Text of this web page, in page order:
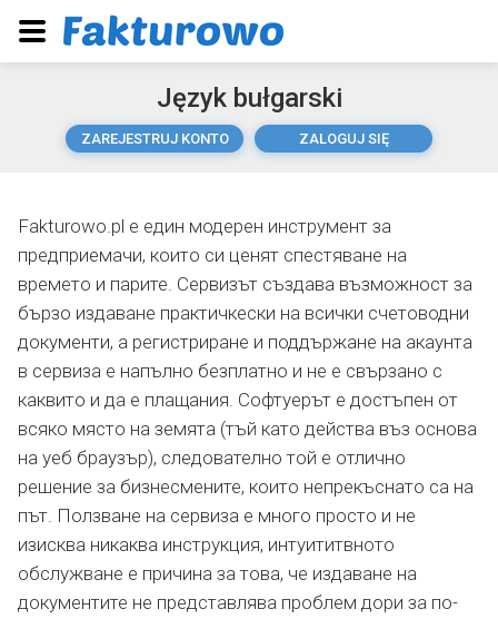
Język bułgarski
ZAREJESTRUJ KONTO ZALOGUJ SIĘ
Fakturowo.pl е един модерен инструмент за
предприемачи, които си ценят спестяване на
времето и парите. Сервизът създава възможност за
бързо издаване практичкески на всички счетоводни
документи, а регистриране и поддържане на акаунта
в сервиза е напълно безплатно и не е свързано с
каквито и да е плащания. Софтуерът е достъпен от
всяко място на земята (тъй като действа въз основа
на уеб браузър), следователно той е отлично
решение за бизнесмените, които непрекъснато са на
път. Ползване на сервиза е много просто и не
изисква никаква инструкция, интуититвното
обслужване е причина за това, че издаване на
документите не представлява проблем дори за по-